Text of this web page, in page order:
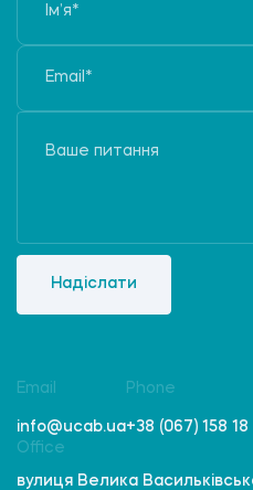
Надіслати
Email
info@ucab.ua
Phone
+38 (067) 158 18
Office
вулиця Велика